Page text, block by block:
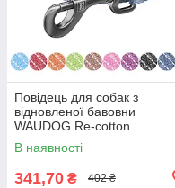
Повідець для собак з
відновленої бавовни
WAUDOG Re-cotton
світловідбивний, Ш 25 мм, Д
200 см синій
В наявності
341,70 ₴ 402 ₴